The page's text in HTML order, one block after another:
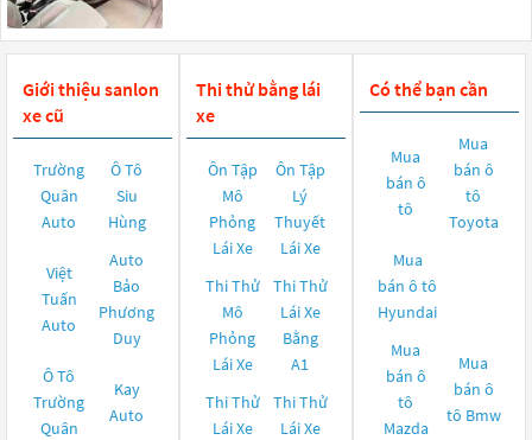
Giới thiệu sanlon
xe cũ
Trường
Quân
Auto
Ô Tô
Siu
Hùng
Việt
Tuấn
Auto
Auto
Bảo
Phương
Duy
Ô Tô
Trường
Quân
Kay
Auto
Thi thử bằng lái
xe
Ôn Tập
Mô
Phỏng
Lái Xe
Ôn Tập
Lý
Thuyết
Lái Xe
Thi Thử
Mô
Phỏng
Lái Xe
Thi Thử
Lái Xe
Bằng
A1
Thi Thử
Lái Xe
Thi Thử
Lái Xe
Có thể bạn cần
Mua
bán ô
tô
Mua
bán ô
tô
Toyota
Mua
bán ô tô
Hyundai
Mua
bán ô
tô
Mazda
Mua
bán ô
tô Bmw